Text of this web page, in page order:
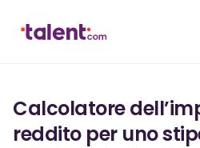
Calcolatore
reddito per uno